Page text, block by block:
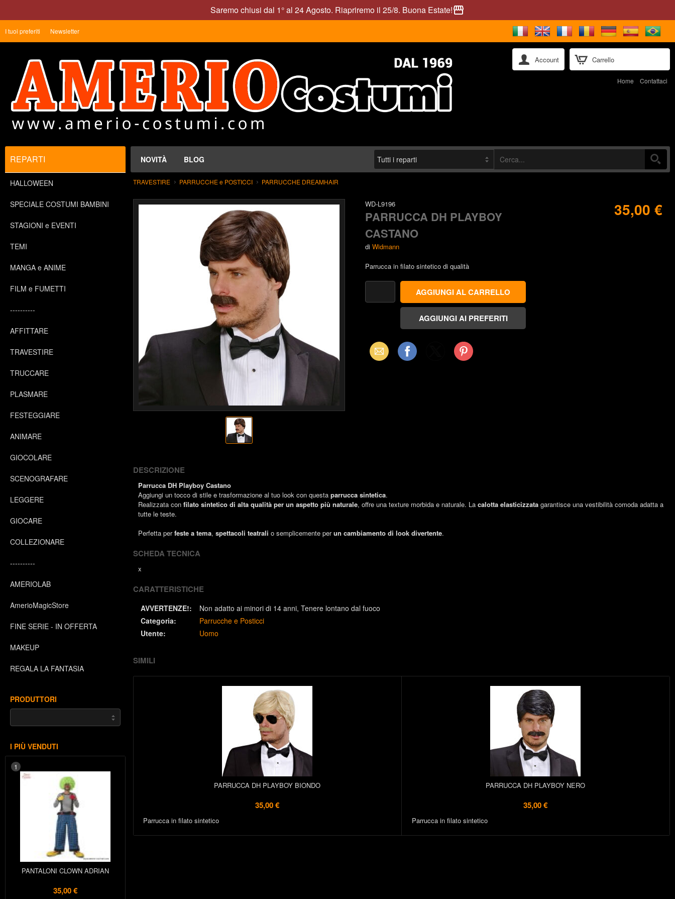
Saremo chiusi dal 1° al 24 Agosto. Riapriremo il 25/8. Buona Estate!storefront
Carrello
I tuoi preferiti Newsletter
Account
Home Contattaci
NOVITÀ BLOG
REPARTI
HALLOWEEN
SPECIALE COSTUMI BAMBINI
STAGIONI e EVENTI
TEMI
MANGA e ANIME
FILM e FUMETTI
----------
AFFITTARE
TRAVESTIRE
TRUCCARE
PLASMARE
FESTEGGIARE
ANIMARE
GIOCOLARE
SCENOGRAFARE
LEGGERE
GIOCARE
COLLEZIONARE
----------
AMERIOLAB
AmerioMagicStore
FINE SERIE - IN OFFERTA
MAKEUP
REGALA LA FANTASIA
PRODUTTORI
I PIÙ VENDUTI
1
PANTALONI CLOWN ADRIAN
35,00 €
TRAVESTIRE PARRUCCHE e POSTICCI PARRUCCHE DREAMHAIR
WD-L9196
PARRUCCA DH PLAYBOY
CASTANO
di Widmann
Parrucca in filato sintetico di qualità
35,00 €
Email Facebook Pinterest
DESCRIZIONE
Parrucca DH Playboy Castano
Aggiungi un tocco di stile e trasformazione al tuo look con questa parrucca sintetica.
Realizzata con filato sintetico di alta qualità per un aspetto più naturale, offre una texture morbida e naturale. La calotta elasticizzata garantisce una vestibilità comoda adatta a
tutte le teste.
Perfetta perfeste a tema, spettacoli teatrali o semplicemente perun cambiamento di look divertente.
SCHEDA TECNICA
x
CARATTERISTICHE
AVVERTENZE!: Non adatto ai minori di 14 anni Tenere lontano dal fuoco
Categoria:
Parrucche e Posticci
Utente:
Uomo
SIMILI
PARRUCCA DH PLAYBOY BIONDO
35,00 €
Parrucca in filato sintetico
PARRUCCA DH PLAYBOY NERO
35,00 €
Parrucca in filato sintetico